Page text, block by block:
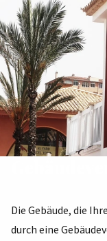
Die Gebäude, die
durch eine